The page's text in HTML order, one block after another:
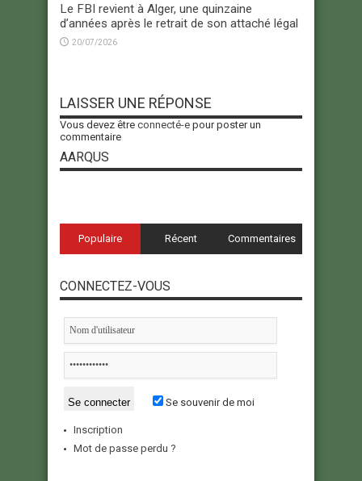
Le FBI revient à Alger, une quinzaine
d’années après le retrait de son attaché légal
20/07/2026
LAISSER UNE RÉPONSE
Vous devez être connecté-e pour poster un
commentaire
AARQUS
Populaire Récent Commentaires
CONNECTEZ-VOUS
Se souvenir de moi
Inscription
Mot de passe perdu ?